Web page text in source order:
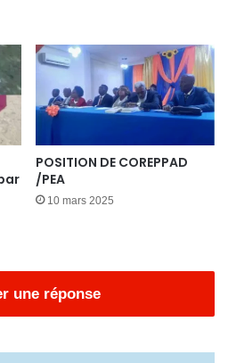
POSITION DE COREPPAD
/PEA
10 mars 2025
une réponse